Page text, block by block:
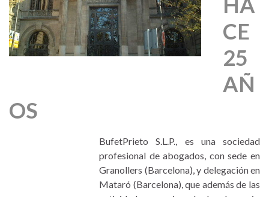
CE
25
AÑ
OS
BufetPrieto S.L.P., es una sociedad
profesional de abogados, con sede en
Granollers (Barcelona), y delegación en
Mataró (Barcelona), que además de las